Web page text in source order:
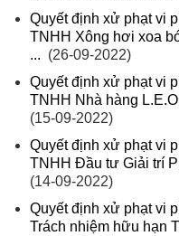
Quyết định xử phạt vi
TNHH Xông hơi xoa
... (26-09-2022)
Quyết định xử phạt vi
TNHH Nhà hàng
(15-09-2022)
Quyết định xử phạt vi
TNHH Đầu tư Giải trí
(14-09-2022)
Quyết định xử phạt vi
Trách nhiệm hữu hạn